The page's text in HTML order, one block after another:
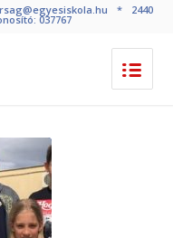
* 2440
037767